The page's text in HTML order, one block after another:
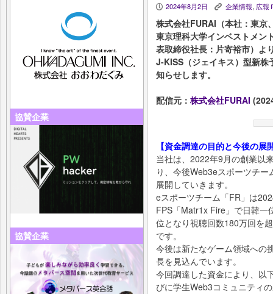
協賛企業
協賛企業
P 2024年8月2日 K 企業情報, 広報
株式会社FURAI（本社：東京
東京理科大学インベストメン
表取締役社長：片寄裕市）よ
J-KISS（ジェイキス）型新株
知らせします。
配信元： 株式会社FURAI
【資金調達の目的と今後の展
当社は、2022年9月の創業以
り、今後Web3eスポーツチ
展開していきます。
eスポーツチーム「FR」は
FPS「Matr1x Fire」で日韓一
位となり視聴回数180万回を
です。
今後は新たなゲーム領域への
長を見込んでいます。
今回調達した資金により、以
びに学生Web3コミュニティ